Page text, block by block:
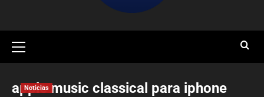
apple music classical para iphone
Noticias